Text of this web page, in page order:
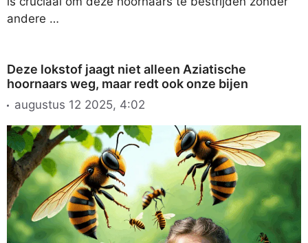
andere …
Deze lokstof jaagt niet alleen Aziatische
hoornaars weg, maar redt ook onze bijen
augustus 12 2025, 4:02